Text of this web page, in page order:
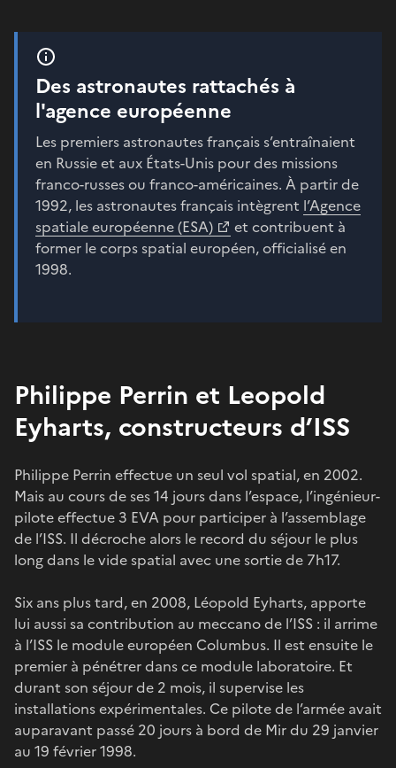
Des astronautes rattachés à
l'agence européenne
Les premiers astronautes français s’entraînaient
en Russie et aux États-Unis pour des missions
franco-russes ou franco-américaines. À partir de
1992, les astronautes français intègrent l’Agence
spatiale européenne (ESA)
et contribuent à
former le corps spatial européen, officialisé en
1998.
Philippe Perrin et Leopold
Eyharts, constructeurs d’ISS
Philippe Perrin effectue un seul vol spatial, en 2002.
Mais au cours de ses 14 jours dans l’espace, l’ingénieur-
pilote effectue 3 EVA pour participer à l’assemblage
de l’ISS. Il décroche alors le record du séjour le plus
long dans le vide spatial avec une sortie de 7h17.
Six ans plus tard, en 2008, Léopold Eyharts, apporte
lui aussi sa contribution au meccano de l’ISS : il arrime
à l’ISS le module européen Columbus. Il est ensuite le
premier à pénétrer dans ce module laboratoire. Et
durant son séjour de 2 mois, il supervise les
installations expérimentales. Ce pilote de l’armée avait
auparavant passé 20 jours à bord de Mir du 29 janvier
au 19 février 1998.